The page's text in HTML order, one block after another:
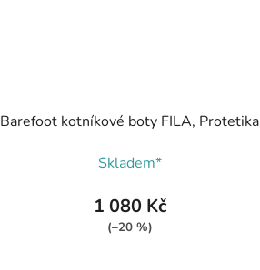
Barefoot kotníkové boty FILA, Protetika
Skladem*
1 080 Kč
(–20 %)